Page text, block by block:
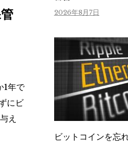
1年で
にビ
え
2026年8月7日
ビットコインを忘